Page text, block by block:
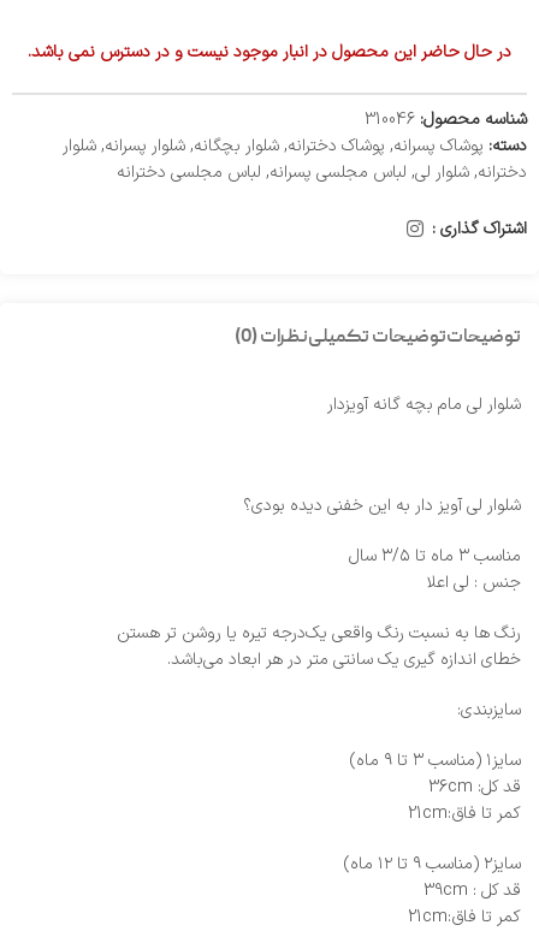
در حال حاضر این محصول در انبار موجود نیست و در دسترس نمی باشد.
شناسه محصول: 310046
دسته: پوشاک پسرانه, پوشاک دخترانه,شلوار بچگانه,شلوار پسرانه,شلوار
دخترانه,شلوار لی, لباس مجلسی پسرانه, لباس مجلسی دخترانه
اشتراک گذاری :
توضیحاتتوضیحات تکمیلینظرات (0)
شلوار لی مام بچه گانه آویزدار
شلوار لی آویز دار به این خفنی دیده بودی؟
مناسب ۳ ماه تا ۳/۵ سال
جنس : لی اعلا
رنگ ها به نسبت رنگ واقعی یک‌درجه تیره یا روشن تر هستن
خطای اندازه گیری یک سانتی متر در هر ابعاد می‌باشد.
سایزبندی:
سایز۱ (مناسب ۳ تا ۹ ماه)
قد کل: 36cm
کمر تا فاق:21cm
سایز۲ (مناسب ۹ تا ۱۲ ماه)
قد کل : 39cm
کمر تا فاق:21cm